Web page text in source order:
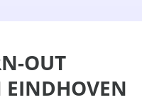
OUT
EINDHOVEN